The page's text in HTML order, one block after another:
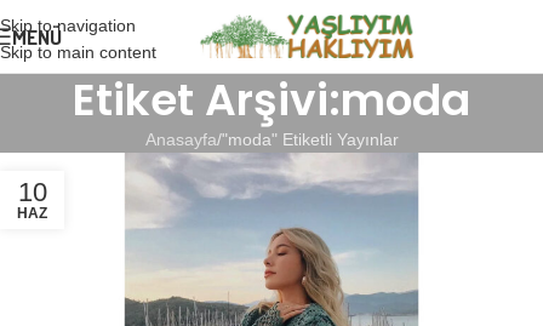
Skip to navigation
Skip to main content
MENÜ
Etiket Arşivi:moda
Anasayfa "moda" Etiketli Yayınlar
10
HAZ